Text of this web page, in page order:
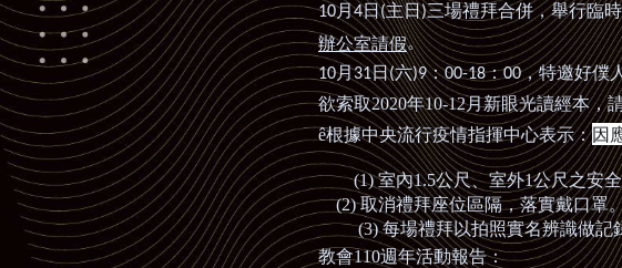
10月4日(主日)三場禮拜合併，舉行臨
辦公室請假。
10月31日(六)9：00-18：00，特邀好僕
欲索取2020年10-12月新眼光讀經本，
ê根據中央流行疫情指揮中心表示：因
(1)室內1.5公尺、室外1公尺之安
(2)取消禮拜座位區隔，落實戴口罩
(3)每場禮拜以拍照實名辨識做記
教會110週年活動報告：